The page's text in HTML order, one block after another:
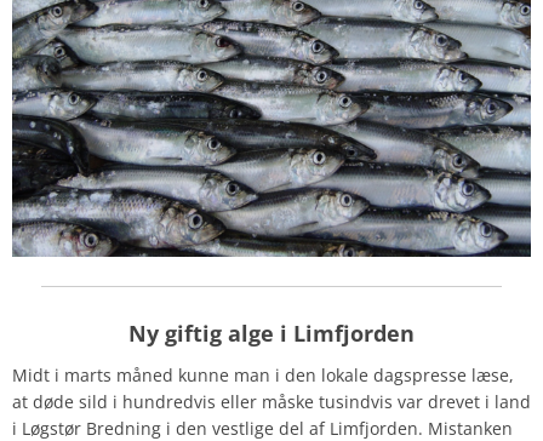
Ny giftig alge i Limfjorden
Midt i marts måned kunne man i den lokale dagspresse læse,
at døde sild i hundredvis eller måske tusindvis var drevet i land
i Løgstør Bredning i den vestlige del af Limfjorden. Mistanken